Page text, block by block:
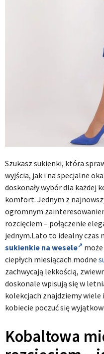
Szukasz sukienki, która
wyjścia, jak i na specjalne
doskonały wybór dla każdej
komfort. Jednym z
ogromnym
rozcięciem – połączenie
jednym.Lato to idealny czas
sukienkie na wesele
ciepłych miesiącach modne
zachwycają lekkością,
doskonale wpisują się w
kolekcjach znajdziemy
kobiecie poczuć się
Kobaltowa